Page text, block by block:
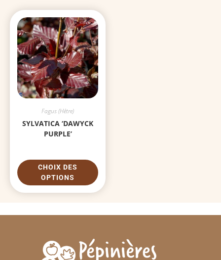
Fagus (Hêtre)
SYLVATICA ‘DAWYCK
PURPLE’
CHOIX DES
OPTIONS